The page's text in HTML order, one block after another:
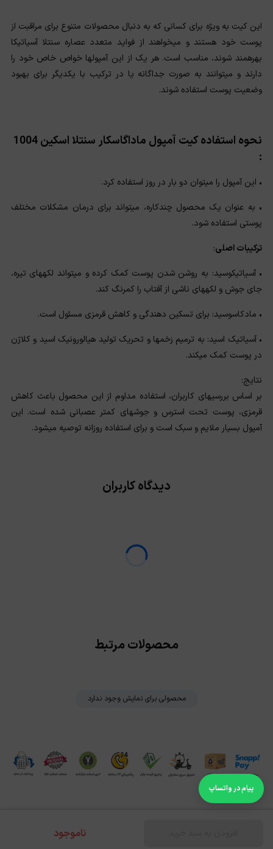
ناموجود
این کیت به ویژه برای کسانی که به دنبال محصولات متنوع برای مراقبت از
پوست خود هستند و میخواهند از فواید متعدد عصاره سنتلا آسیاتیکا
بهرهمند شوند، مناسب است. هر یک از این آمپولها خواص خاص خود را
دارند و میتوانند به صورت جداگانه یا در ترکیب با یکدیگر برای بهبود
وضعیت پوست استفاده شوند.
:
• این آمپول را میتوان دو بار در روز استفاده کرد.
• به عنوان یک محصول چندکاره، میتواند برای درمان مشکلات مختلف
پوستی استفاده شود.
ترکیبات اصلی:
• آسیاتیکوسید: به روشن شدن پوست کمک کرده و میتواند لکههای تیره،
جای جوش و لکههای ناشی از آفتاب را کمرنگ کند.
• مادکاسوسید: برای تسکین دهندگی و کاهش قرمزی مسئول است.
• آسیاتیک اسید: به ترمیم زخمها و تحریک تولید هیالورونیک اسید و کلاژن
در پوست کمک میکند.
نتایج:
بر اساس بررسیهای کاربران، استفاده مداوم از این محصول باعث کاهش
قرمزی، پوست تحت استرس و جوشهای کمتر عصبانی شده است. این
آمپول بسیار ملایم و سبک است و برای استفاده روزانه توصیه میشود.
دیدگاه کاربران
محصولات مرتبط
محصولی برای نمایش وجود ندارد
پیام در واتساپ